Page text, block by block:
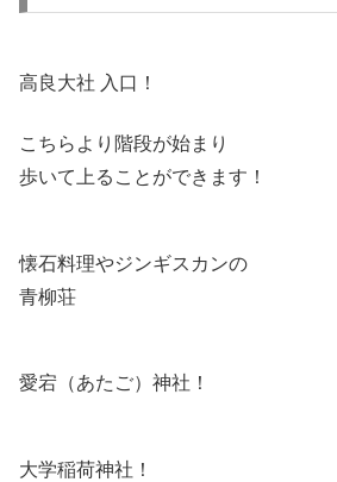
高良大社 入口！
こちらより階段が始まり
歩いて上ることができます！
懐石料理やジンギスカンの
青柳荘
愛宕（あたご）神社！
大学稲荷神社！